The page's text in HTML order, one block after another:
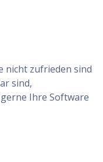
nicht zufrieden sind
sind,
Ihre Software